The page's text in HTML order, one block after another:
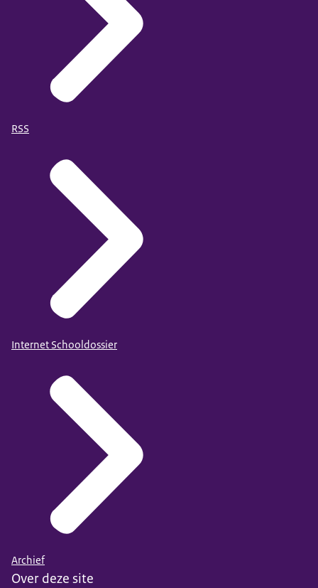
RSS
Internet Schooldossier
Archief
Over deze site